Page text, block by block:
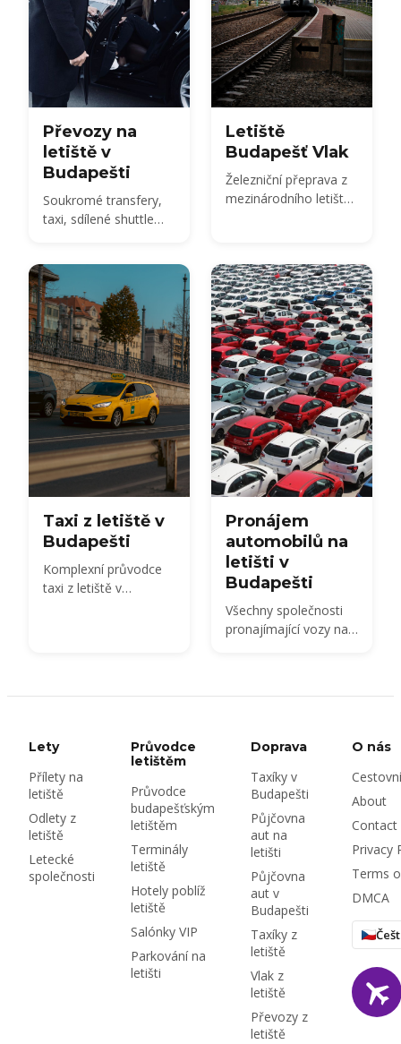
Převozy na
letiště v
Budapešti
Soukromé transfery,
taxi, sdílené shuttle
- porovnejte ceny
2026 a jak si předem
rezervovat.
Letiště
Budapešť Vlak
Železniční přeprava z
mezinárodního letiště
Taxi z letiště v
Budapešti
Komplexní průvodce
taxi z letiště v
Pronájem
automobilů na
letišti v
Budapešti
Všechny společnosti
pronajímající vozy na
maďarská dálniční
pronajmout na letišti
nebo v městě.
Lety
Přílety na
letiště
Odlety z
letiště
Letecké
společnosti
Průvodce
letištěm
Průvodce
budapešťským
letištěm
Terminály
letiště
Hotely poblíž
letiště
Salónky VIP
Parkování na
letišti
Doprava
Taxíky v
Budapešti
Půjčovna
aut na
letišti
Půjčovna
aut v
Budapešti
Taxíky z
letiště
Vlak z
letiště
Převozy z
letiště
O nás
About
Contact
Privacy
Terms
DMCA